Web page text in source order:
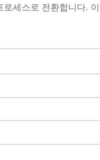
세스로 전환합니다.